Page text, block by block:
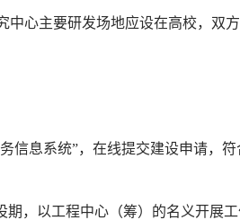
心主要研发场地应设在高校，双
信息系统”，在线提交建设申请，
期，以工程中心（筹）的名义开展